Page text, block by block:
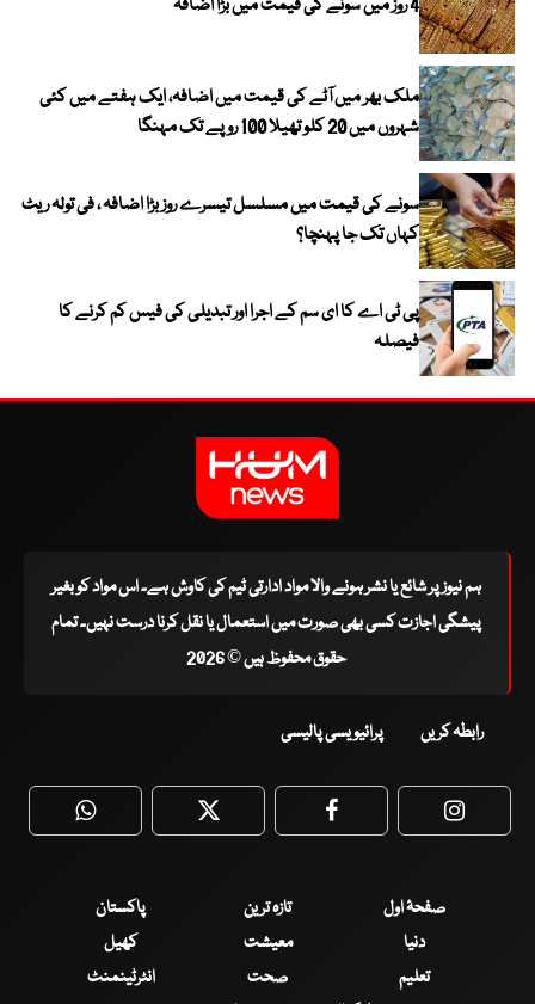
4 روز میں سونے کی قیمت میں بڑا اضافہ
ملک بھر میں آٹے کی قیمت میں اضافہ، ایک ہفتے میں کئی
شہروں میں 20 کلو تھیلا 100 روپے تک مہنگا
سونے کی قیمت میں مسلسل تیسرے روز بڑا اضافہ ، فی تولہ ریٹ
کہاں تک جا پہنچا؟
پی ٹی اے کا ای سم کے اجرا اور تبدیلی کی فیس کم کرنے کا
فیصلہ
ہم نیوز پر شائع یا نشر ہونے والا مواد ادارتی ٹیم کی کاوش ہے۔ اس مواد کو بغیر
پیشگی اجازت کسی بھی صورت میں استعمال یا نقل کرنا درست نہیں۔ تمام
حقوق محفوظ ہیں © 2026
رابطہ کریں پرائیویسی پالیسی
WhatsApp Twitter Facebook
صفحۂ اول تازہ ترین
پاکستان
دنیا
معیشت
کھیل
تعلیم
صحت
انٹرٹینمنٹ